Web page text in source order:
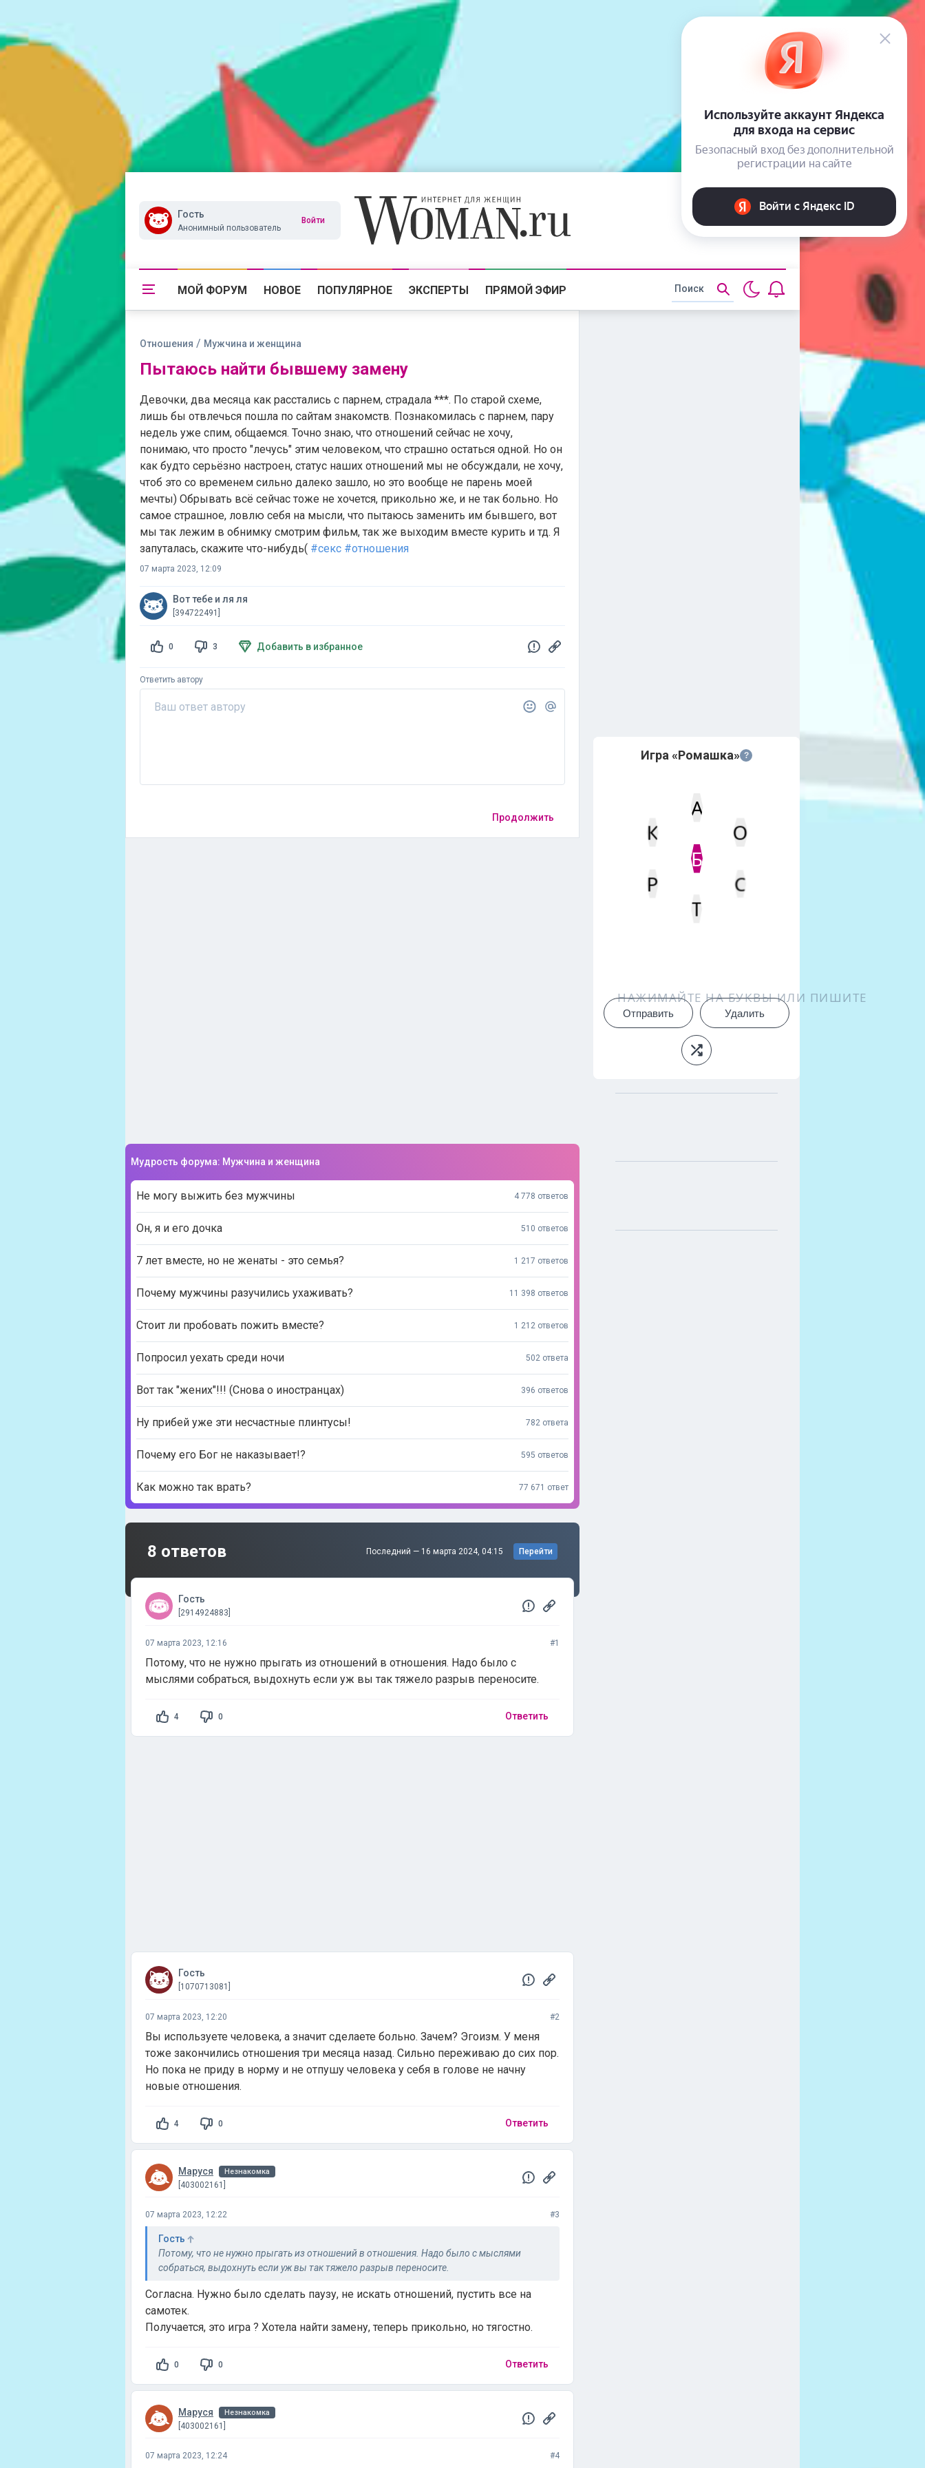
Гость
Анонимный пользователь
Войти
МОЙ ФОРУМ НОВОЕ ПОПУЛЯРНОЕ ЭКСПЕРТЫ ПРЯМОЙ ЭФИР
Отношения / Мужчина и женщина
Пытаюсь найти бывшему замену
Девочки, два месяца как расстались с парнем, страдала ***. По старой схеме,
лишь бы отвлечься пошла по сайтам знакомств. Познакомилась с парнем, пару
недель уже спим, общаемся. Точно знаю, что отношений сейчас не хочу,
понимаю, что просто "лечусь" этим человеком, что страшно остаться одной. Но он
как будто серьёзно настроен, статус наших отношений мы не обсуждали, не хочу,
чтоб это со временем сильно далеко зашло, но это вообще не парень моей
мечты) Обрывать всё сейчас тоже не хочется, прикольно же, и не так больно. Но
самое страшное, ловлю себя на мысли, что пытаюсь заменить им бывшего, вот
мы так лежим в обнимку смотрим фильм, так же выходим вместе курить и тд. Я
запуталась, скажите что-нибудь( #секс #отношения
07 марта 2023, 12:09
Вот тебе и ля ля
[394722491]
0 3 Добавить в избранное
Ответить автору
Продолжить
Мудрость форума: Мужчина и женщина
Не могу выжить без мужчины 4 778 ответов
Он, я и его дочка 510 ответов
7 лет вместе, но не женаты - это семья? 1 217 ответов
Почему мужчины разучились ухаживать? 11 398 ответов
Стоит ли пробовать пожить вместе? 1 212 ответов
Попросил уехать среди ночи 502 ответа
Вот так "жених"!!! (Снова о иностранцах) 396 ответов
Ну прибей уже эти несчастные плинтусы! 782 ответа
Почему его Бог не наказывает!? 595 ответов
Как можно так врать? 77 671 ответ
8 ответов Последний — 16 марта 2024, 04:15 Перейти
Гость
[2914924883]
07 марта 2023, 12:16 #1
Потому, что не нужно прыгать из отношений в отношения. Надо было с
мыслями собраться, выдохнуть если уж вы так тяжело разрыв переносите.
4 0 Ответить
Гость
[1070713081]
07 марта 2023, 12:20 #2
Вы используете человека, а значит сделаете больно. Зачем? Эгоизм. У меня
тоже закончились отношения три месяца назад. Сильно переживаю до сих пор.
Но пока не приду в норму и не отпушу человека у себя в голове не начну
новые отношения.
4 0 Ответить
Маруся Незнакомка
[403002161]
07 марта 2023, 12:22 #3
Гость
Потому, что не нужно прыгать из отношений в отношения. Надо было с мыслями
собраться, выдохнуть если уж вы так тяжело разрыв переносите.
Согласна. Нужно было сделать паузу, не искать отношений, пустить все на
самотек.
Получается, это игра ? Хотела найти замену, теперь прикольно, но тягостно.
0 0 Ответить
Маруся Незнакомка
[403002161]
07 марта 2023, 12:24 #4
Игра «Ромашка» ?
Мин. кол-во очков
Б
А
К
О
Р
С
Т
НАЖИМАЙТЕ НА БУКВЫ ИЛИ ПИШИТЕ
Отправить Удалить